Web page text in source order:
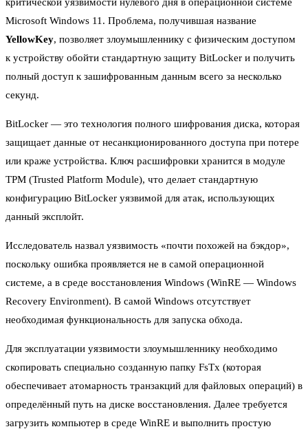
критической уязвимости нулевого дня в операционной системе
Microsoft Windows 11. Проблема, получившая название
YellowKey, позволяет злоумышленнику с физическим доступом
к устройству обойти стандартную защиту BitLocker и получить
полный доступ к зашифрованным данным всего за несколько
секунд.
BitLocker — это технология полного шифрования диска, которая
защищает данные от несанкционированного доступа при потере
или краже устройства. Ключ расшифровки хранится в модуле
TPM (Trusted Platform Module), что делает стандартную
конфигурацию BitLocker уязвимой для атак, использующих
данный эксплойт.
Исследователь назвал уязвимость «почти похожей на бэкдор»,
поскольку ошибка проявляется не в самой операционной
системе, а в среде восстановления Windows (WinRE — Windows
Recovery Environment). В самой Windows отсутствует
необходимая функциональность для запуска обхода.
Для эксплуатации уязвимости злоумышленнику необходимо
скопировать специально созданную папку FsTx (которая
обеспечивает атомарность транзакций для файловых операций) в
определённый путь на диске восстановления. Далее требуется
загрузить компьютер в среде WinRE и выполнить простую